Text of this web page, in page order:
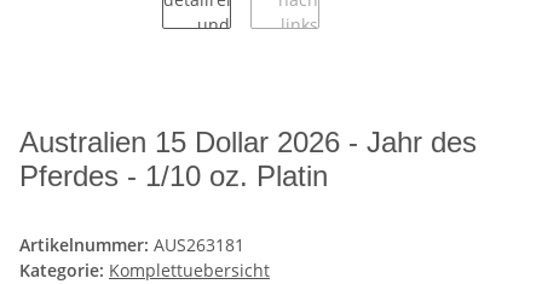
Australien 15 Dollar 2026 - Jahr des
Pferdes - 1/10 oz. Platin
Artikelnummer: AUS263181
Kategorie: Komplettuebersicht